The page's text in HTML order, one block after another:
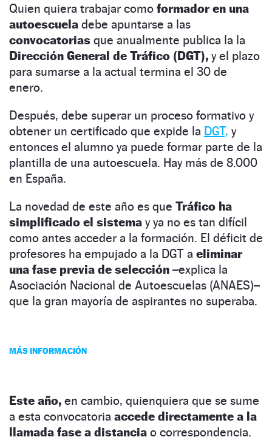
Quien quiera trabajar como formador en una
autoescuela debe apuntarse a las
convocatorias que anualmente publica la la
Dirección General de Tráfico (DGT), y el plazo
para sumarse a la actual termina el 30 de
enero.
Después, debe superar un proceso formativo y
obtener un certificado que expide la DGT, y
entonces el alumno ya puede formar parte de la
plantilla de una autoescuela. Hay más de 8.000
en España.
La novedad de este año es que Tráfico ha
simplificado el sistema y ya no es tan difícil
como antes acceder a la formación. El déficit de
profesores ha empujado a la DGT a eliminar
una fase previa de selección –explica la
Asociación Nacional de Autoescuelas (ANAES)–
que la gran mayoría de aspirantes no superaba.
MÁS INFORMACIÓN
Este año, en cambio, quienquiera que se sume
a esta convocatoria accede directamente a la
llamada fase a distancia o correspondencia.